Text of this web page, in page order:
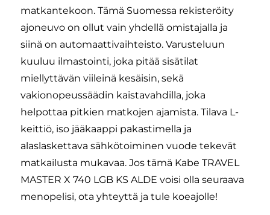
matkantekoon. Tämä Suomessa rekisteröity
ajoneuvo on ollut vain yhdellä omistajalla ja
siinä on automaattivaihteisto. Varusteluun
kuuluu ilmastointi, joka pitää sisätilat
miellyttävän viileinä kesäisin, sekä
vakionopeussäädin kaistavahdilla, joka
helpottaa pitkien matkojen ajamista. Tilava L-
keittiö, iso jääkaappi pakastimella ja
alaslaskettava sähkötoiminen vuode tekevät
matkailusta mukavaa. Jos tämä Kabe TRAVEL
MASTER X 740 LGB KS ALDE voisi olla seuraava
menopelisi, ota yhteyttä ja tule koeajolle!